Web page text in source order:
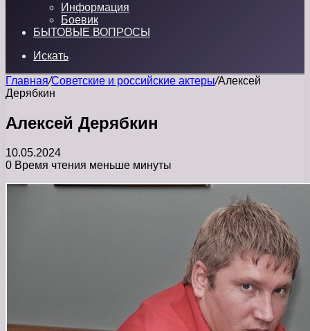
Информация
Боевик
БЫТОВЫЕ ВОПРОСЫ
Искать
Главная/Советские и российские актеры/Алексей
Дерябкин
Алексей Дерябкин
10.05.2024
0 Время чтения меньше минуты